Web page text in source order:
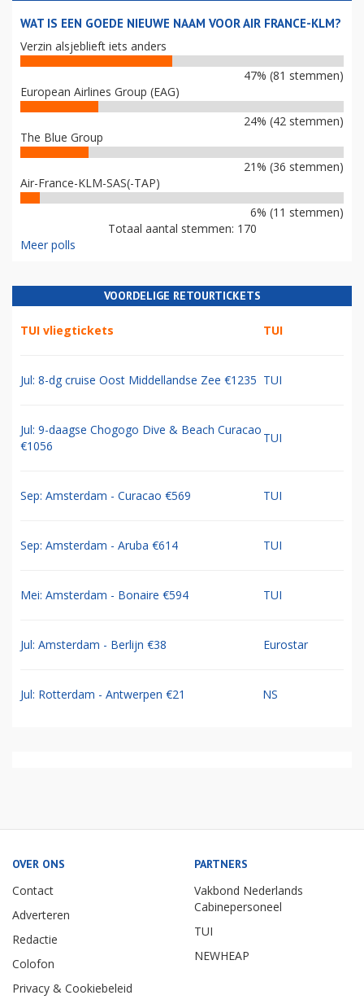
WAT IS EEN GOEDE NIEUWE NAAM VOOR AIR FRANCE-KLM?
Verzin alsjeblieft iets anders
47% (81 stemmen)
European Airlines Group (EAG)
24% (42 stemmen)
The Blue Group
21% (36 stemmen)
Air-France-KLM-SAS(-TAP)
6% (11 stemmen)
Totaal aantal stemmen: 170
Meer polls
VOORDELIGE RETOURTICKETS
TUI vliegtickets TUI
Jul: 8-dg cruise Oost Middellandse Zee €1235 TUI
Jul: 9-daagse Chogogo Dive & Beach Curacao
€1056
TUI
Sep: Amsterdam - Curacao €569 TUI
Sep: Amsterdam - Aruba €614 TUI
Mei: Amsterdam - Bonaire €594 TUI
Jul: Amsterdam - Berlijn €38 Eurostar
Jul: Rotterdam - Antwerpen €21 NS
OVER ONS
Contact
Adverteren
Redactie
Colofon
Privacy & Cookiebeleid
PARTNERS
Vakbond Nederlands
Cabinepersoneel
TUI
NEWHEAP